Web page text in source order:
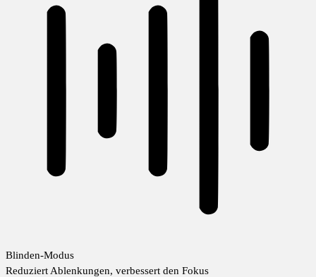
Blinden-Modus
Reduziert Ablenkungen, verbessert den Fokus